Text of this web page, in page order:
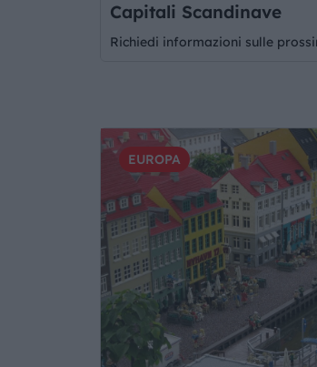
Capitali Scandinave
Richiedi informazioni sulle
EUROPA